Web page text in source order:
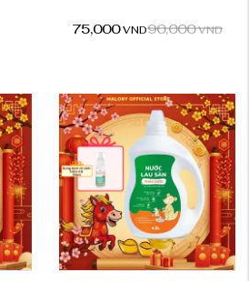
75,000VND90,000VND